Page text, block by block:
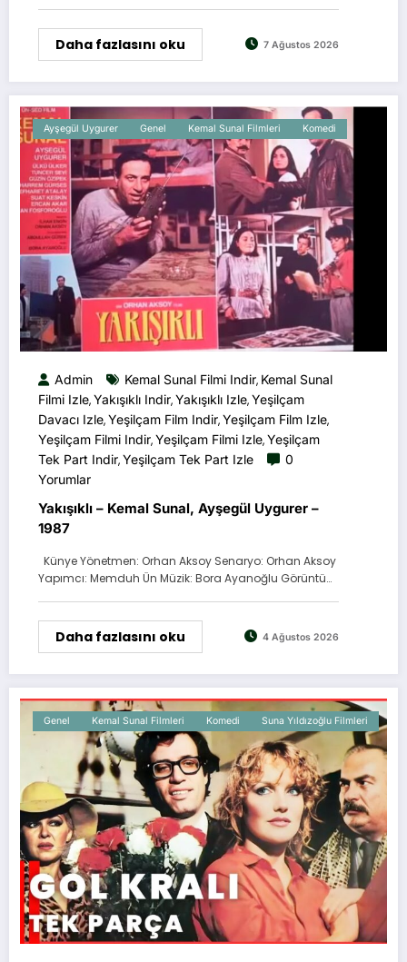
Daha fazlasını oku 7 Ağustos 2026
Ayşegül Uygurer Genel Kemal Sunal Filmleri Komedi
Admin Kemal Sunal Filmi Indir, Kemal Sunal
Filmi Izle,Yakışıklı Indir,Yakışıklı Izle,Yeşilçam
Davacı Izle,Yeşilçam Film Indir,Yeşilçam Film Izle,
Yeşilçam Filmi Indir,Yeşilçam Filmi Izle,Yeşilçam
Tek Part Indir,Yeşilçam Tek Part Izle
0
Yorumlar
Yakışıklı – Kemal Sunal, Ayşegül Uygurer –
1987
Künye Yönetmen: Orhan Aksoy Senaryo: Orhan Aksoy
Yapımcı: Memduh Ün Müzik: Bora Ayanoğlu Görüntü…
Daha fazlasını oku 4 Ağustos 2026
Genel Kemal Sunal Filmleri Komedi Suna Yıldızoğlu Filmleri